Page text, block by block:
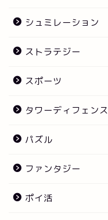
シュミレーション
ストラテジー
スポーツ
タワーディフェンス
パズル
ファンタジー
ポイ活